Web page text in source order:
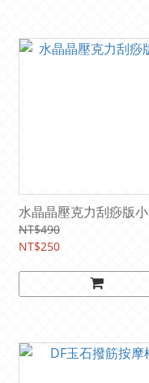
水晶晶壓克力刮痧版小
NT$490
NT$250